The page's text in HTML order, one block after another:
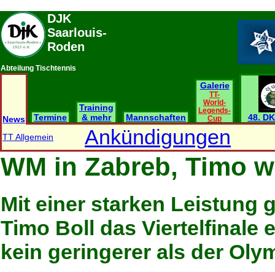
DJK
Saarlouis-
Roden
Abteilung Tischtennis
News Termine
Training
& mehr
Mannschaften
Galerie
TT-
World-
Legends-
Cup
48.
TT Allgemein
Ankündigungen
WM in Zabreb, Timo
Mit einer starken Leistung
Timo Boll das Viertelfinale
kein geringerer als der